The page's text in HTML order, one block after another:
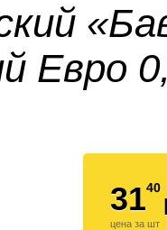
Евро
3140
цена за шт